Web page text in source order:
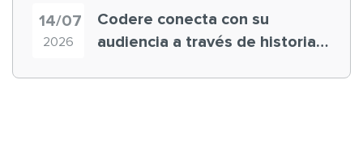
14/07
2026
Codere conecta con su
audiencia a través de historias